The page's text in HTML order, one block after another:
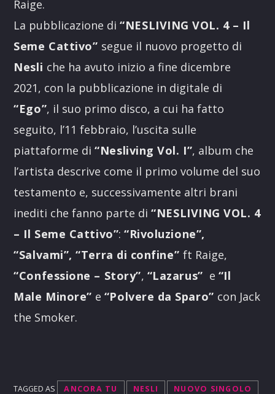
Raige.
La pubblicazione di“NESLIVING VOL. 4 – Il
Seme Cattivo” segue il nuovo progetto di
Nesli che ha avuto inizio a fine dicembre
2021, con la pubblicazione in digitale di
“Ego”, il suo primo disco, a cui ha fatto
seguito, l’11 febbraio, l’uscita sulle
piattaforme di“Nesliving Vol. I”, album che
l’artista descrive come il primo volume del suo
testamento e, successivamente altri brani
inediti che fanno parte di“NESLIVING VOL. 4
– Il Seme Cattivo”:“Rivoluzione”,
“Salvami”, “Terra di confine” ft Raige,
“Confessione – Story”, “Lazarus” e “Il
Male Minore” e “Polvere da Sparo” con Jack
the Smoker.
TAGGED AS ANCORA TU NESLI NUOVO SINGOLO